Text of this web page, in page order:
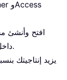
افتح وأنشئ
داخل النافذة نفسها، بدلاً من فتح نوافذ جديدة.